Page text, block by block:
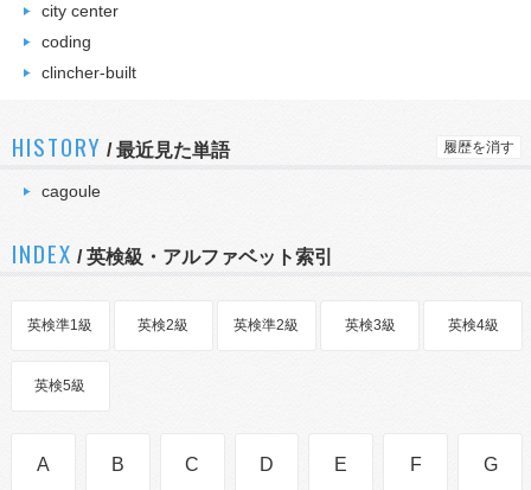
city center
coding
clincher-built
HISTORY /最近見た単語 履歴を消す
cagoule
INDEX / 英検級・アルファベット索引
英検準1級 英検2級 英検準2級 英検3級 英検4級
英検5級
A B C D E F G